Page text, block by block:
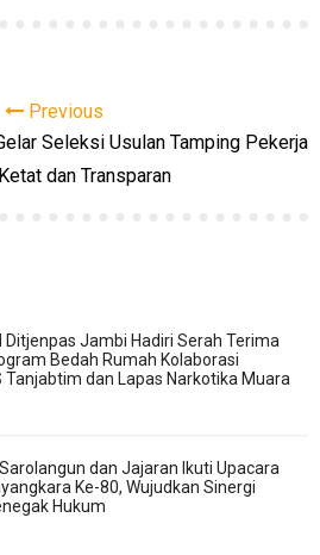
Previous
Seleksi Usulan Tamping Pekerja
dan Transparan
Ditjenpas Jambi Hadiri Serah Terima
Bedah Rumah Kolaborasi
Tanjabtim dan Lapas Narkotika Muara
dan Jajaran Ikuti Upacara
Ke-80, Wujudkan Sinergi
Hukum